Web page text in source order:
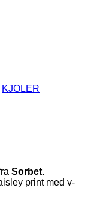
KJOLER
Sorbet.
print med v-